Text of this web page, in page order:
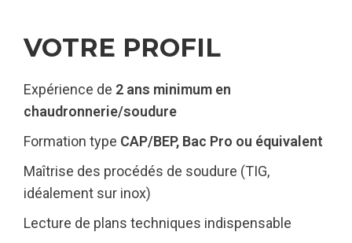
VOTRE PROFIL
Expérience de 2 ans minimum en
chaudronnerie/soudure
Formation type CAP/BEP, Bac Pro ou équivalent
Maîtrise des procédés de soudure (TIG,
idéalement sur inox)
Lecture de plans techniques indispensable